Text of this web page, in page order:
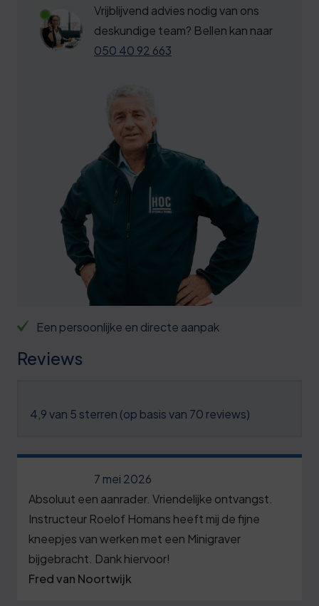
Vrijblijvend advies nodig van ons
deskundige team? Bellen kan naar
050 40 92 663
Een persoonlijke en directe aanpak
Reviews
4,9 van 5 sterren (op basis van 70 reviews)
7 mei 2026
Absoluut een aanrader. Vriendelijke ontvangst.
Instructeur Roelof Homans heeft mij de fijne
kneepjes van werken met een Minigraver
bijgebracht. Dank hiervoor!
Fred van Noortwijk